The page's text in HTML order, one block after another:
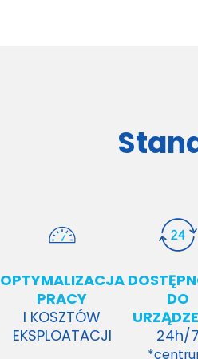
OPTYMALIZACJA
PRACY
I KOSZTÓW
EKSPLOATACJI
DO
24h/7